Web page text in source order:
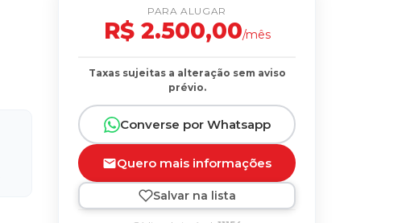
PARA ALUGAR
R$ 2.500,00/mês
Taxas sujeitas a alteração sem aviso
prévio.
Converse por Whatsapp
Quero mais informações
Salvar na lista